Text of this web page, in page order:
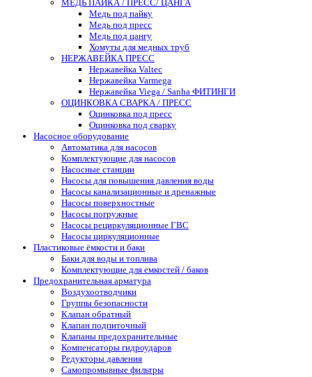
МЕДЬ ПАЙКА / ПРЕСС/ ЦАНГА
Медь под пайку
Медь под пресс
Медь под цангу
Хомуты для медных труб
НЕРЖАВЕЙКА ПРЕСС
Нержавейка Valtec
Нержавейка Varmega
Нержавейка Viega / Sanha ФИТИНГИ
ОЦИНКОВКА СВАРКА / ПРЕСС
Оцинковка под пресс
Оцинковка под сварку
Насосное оборудование
Автоматика для насосов
Комплектующие для насосов
Насосные станции
Насосы для повышения давления воды
Насосы канализационные и дренажные
Насосы поверхностные
Насосы погружные
Насосы рециркуляционные ГВС
Насосы циркуляционные
Пластиковые ёмкости и баки
Баки для воды и топлива
Комплектующие для емкостей / баков
Предохранительная арматура
Воздухоотводчики
Группы безопасности
Клапан обратный
Клапан подпиточный
Клапаны предохранительные
Компенсаторы гидроударов
Редукторы давления
Самопромывные фильтры